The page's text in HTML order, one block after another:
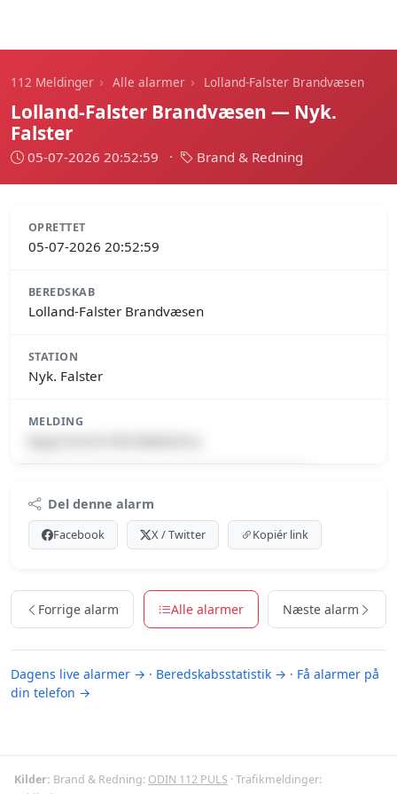
112 Meldinger › Alle alarmer › Lolland-Falster Brandvæsen
Lolland-Falster Brandvæsen — Nyk.
Falster
05-07-2026 20:52:59 · Brand & Redning
OPRETTET
05-07-2026 20:52:59
BEREDSKAB
Lolland-Falster Brandvæsen
STATION
Nyk. Falster
MELDING
Premium indhold
Log ind med Premium for at se meldingen.
Se Premium-muligheder
Del denne alarm
Facebook X / Twitter Kopiér link
Forrige alarm Alle alarmer Næste alarm
Dagens live alarmer → · Beredskabsstatistik → · Få alarmer på
din telefon →
Kilder: Brand & Redning: ODIN 112 PULS · Trafikmeldinger: